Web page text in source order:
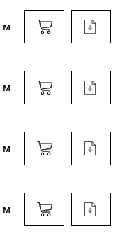
м
м
м
м